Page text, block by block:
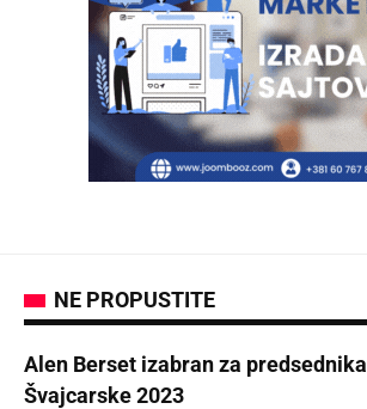
NE PROPUSTITE
Alen Berset izabran za predsednika
Švajcarske 2023